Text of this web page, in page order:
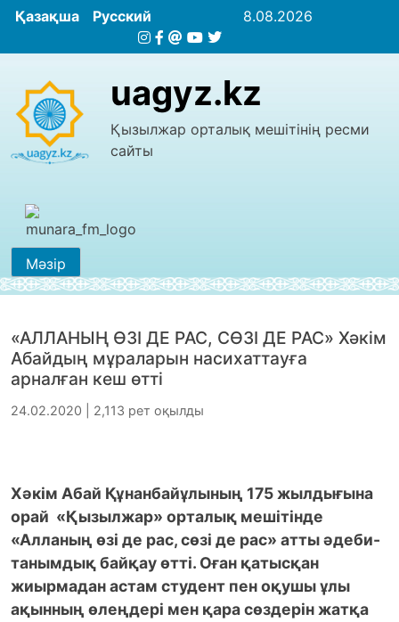
Қазақша Русский 8.08.2026
uagyz.kz
Қызылжар орталық мешітінің ресми
сайты
Мәзір
«АЛЛАНЫҢ ӨЗІ ДЕ РАС, СӨЗІ ДЕ РАС» Хәкім
Абайдың мұраларын насихаттауға
арналған кеш өтті
24.02.2020 | 2,113 рет оқылды
Хәкім Абай Құнанбайұлының 175 жылдығына
орай «Қызылжар» орталық мешітінде
«Алланың өзі де рас, сөзі де рас» атты әдеби-
танымдық байқау өтті. Оған қатысқан
жиырмадан астам студент пен оқушы ұлы
ақынның өлеңдері мен қара сөздерін жатқа